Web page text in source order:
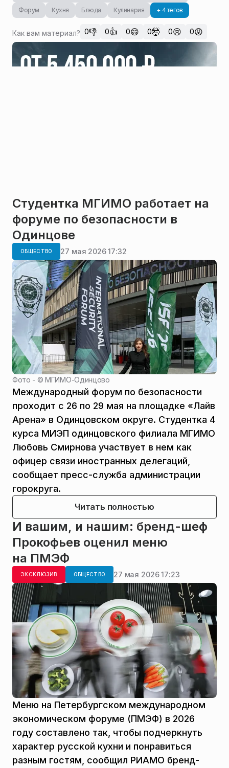
Форум
Кухня Блюда Кулинария + 4 тегов
Как вам материал? 0👎 0👍 0😄 0🤯 0😢 0😡
Студентка МГИМО работает на
форуме по безопасности в
Одинцове
ОБЩЕСТВО 27 мая 2026 17:32
Фото - ©МГИМО-Одинцово
Международный форум по безопасности
проходит с 26 по 29 мая на площадке «Лайв
Арена» в Одинцовском округе. Студентка 4
курса МИЭП одинцовского филиала МГИМО
Любовь Смирнова участвует в нем как
офицер связи иностранных делегаций,
сообщает пресс-служба администрации
горокруга.
Читать полностью
И вашим, и нашим: бренд-шеф
Прокофьев оценил меню
на ПМЭФ
ЭКСКЛЮЗИВ ОБЩЕСТВО 27 мая 2026 17:23
Меню на Петербургском международном
экономическом форуме (ПМЭФ) в 2026
году составлено так, чтобы подчеркнуть
характер русской кухни и понравиться
разным гостям, сообщил РИАМО бренд-